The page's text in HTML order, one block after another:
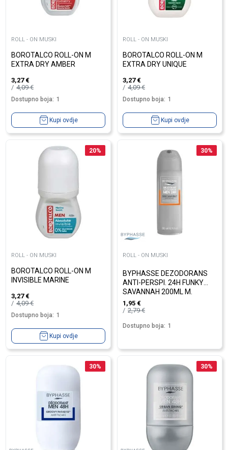
ROLL - ON MUSKI
BOROTALCO ROLL-ON M
EXTRA DRY AMBER
3,27 €
4,09€
Dostupno boja: 1
Kupi ovdje
ROLL - ON MUSKI
BOROTALCO ROLL-ON M
EXTRA DRY UNIQUE
3,27 €
4,09€
Dostupno boja: 1
Kupi ovdje
20%
ROLL - ON MUSKI
BOROTALCO ROLL-ON M
INVISIBLE MARINE
3,27 €
4,09€
Dostupno boja: 1
Kupi ovdje
30%
ROLL - ON MUSKI
BYPHASSE DEZODORANS
ANTI-PERSPI. 24H FUNKY
SAVANNAH 200ML M.
1,95 €
2,79€
Dostupno boja: 1
30% 30%